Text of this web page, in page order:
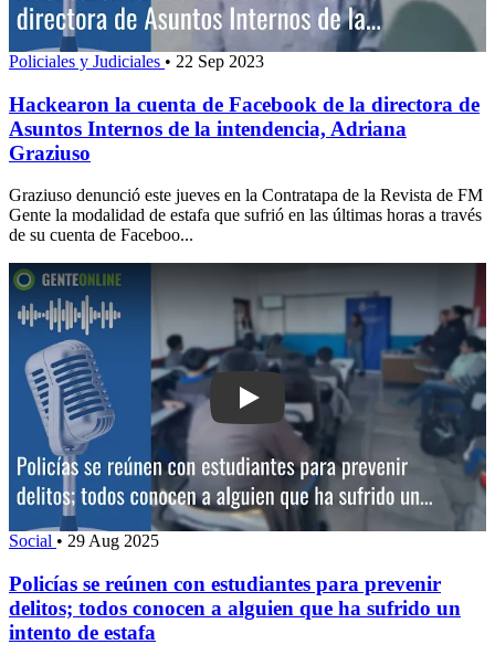
Policiales y Judiciales • 22 Sep 2023
Hackearon la cuenta de Facebook de la directora de
Asuntos Internos de la intendencia, Adriana
Graziuso
Graziuso denunció este jueves en la Contratapa de la Revista de FM
Gente la modalidad de estafa que sufrió en las últimas horas a través
de su cuenta de Faceboo...
Play: Policías se reúnen con
Social • 29 Aug 2025
Policías se reúnen con estudiantes para prevenir
delitos; todos conocen a alguien que ha sufrido un
intento de estafa